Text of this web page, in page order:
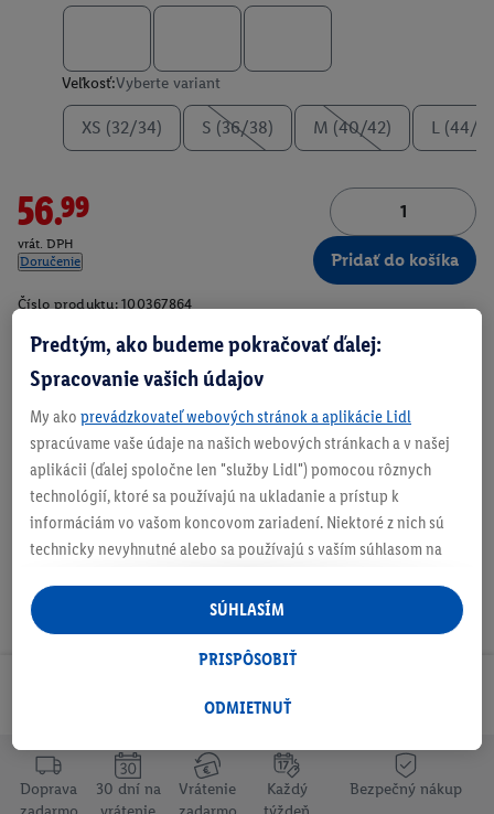
Veľkosť:Vyberte variant
XS (32/34) S (36/38) M (40/42) L (44/
56.99
vrát. DPH
Doručenie
Pridať do košíka
Číslo produktu: 100367864
Zistite svoju veľkosť
O produkte
Odoberaj Newsletter!
Doprava
30 dní na
Vrátenie
Každý
Bezpečný nákup
Predtým, ako budeme pokračovať ďalej:
Spracovanie vašich údajov
My ako prevádzkovateľ webových stránok a aplikácie Lidl
spracúvame vaše údaje na našich webových stránkach a v našej
aplikácii (ďalej spoločne len "služby Lidl") pomocou rôznych
technológií, ktoré sa používajú na ukladanie a prístup k
informáciám vo vašom koncovom zariadení. Niektoré z nich sú
technicky nevyhnutné alebo sa používajú s vaším súhlasom na
personalizovanú reklamu v rámci služieb Lidl aj mimo nich. Ak
ste účastníkom programu Lidl Plus, na tieto účely sa spracúvajú
aj údaje z vášho nákupného správania v obchode.
následne si vytvoríte účet Lidl Plus alebo sa prihlásite do svojho
tiež vytvoriť špeciálny online identifikátor z e-mailovej adresy,
ktorú tam uvediete, aby sme vás mohli rozpoznať v službách
ODMIETNUŤ
PRISPÔSOBIŤ
SÚHLASÍM